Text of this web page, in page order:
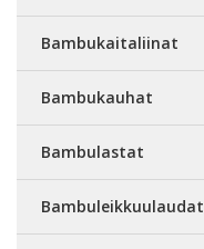
Bambukaitaliinat
Bambukauhat
Bambulastat
Bambuleikkuulaudat